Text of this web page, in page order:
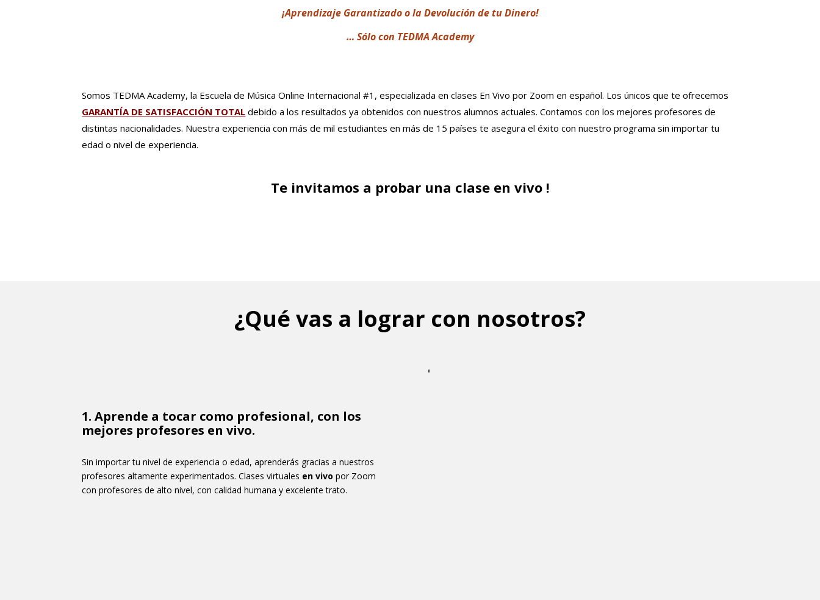
¡Aprendizaje Garantizado o la Devolución de tu Dinero!
… Sólo con TEDMA Academy
Somos TEDMA Academy, la Escuela de Música Online Internacional #1, especializada en clases En Vivo por Zoom en español. Los únicos que te ofrecemos
GARANTÍA DE SATISFACCIÓN TOTAL debido a los resultados ya obtenidos con nuestros alumnos actuales. Contamos con los mejores profesores de
distintas nacionalidades. Nuestra experiencia con más de mil estudiantes en más de 15 países te asegura el éxito con nuestro programa sin importar tu
edad o nivel de experiencia.
Te invitamos a probar una clase en vivo !
¿Qué vas a lograr con nosotros?
1. Aprende a tocar como profesional, con los
mejores profesores en vivo.
Sin importar tu nivel de experiencia o edad, aprenderás gracias a nuestros
profesores altamente experimentados. Clases virtuales en vivo por Zoom
con profesores de alto nivel, con calidad humana y excelente trato.